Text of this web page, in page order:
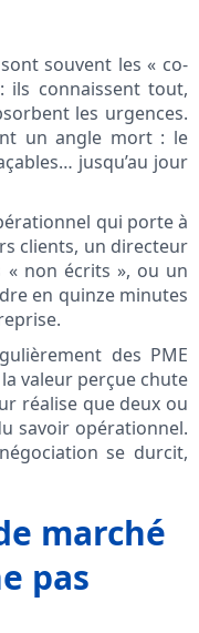
souvent les « co-
ils connaissent tout,
les urgences.
un angle mort : le
jusqu’au jour
qui porte à
clients, un directeur
non écrits », ou un
en quinze minutes
des PME
valeur perçue chute
réalise que deux ou
savoir opérationnel.
se durcit,
marché
pas